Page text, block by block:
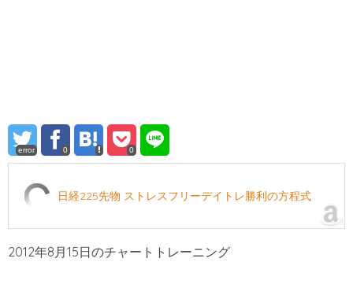
error 0 0
日経225先物 ストレスフリーデイトレ勝利の方程式
2012年8月15日のチャートトレーニング